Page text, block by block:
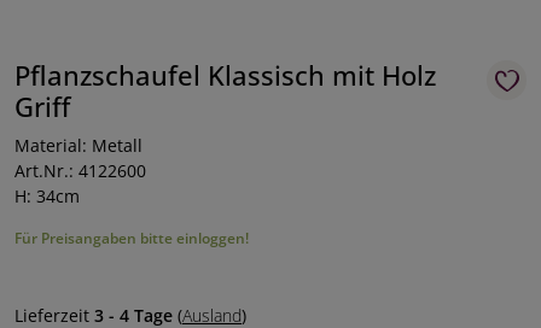
Pflanzschaufel Klassisch mit Holz
Griff
Material: Metall
Art.Nr.: 4122600
H: 34cm
Für Preisangaben bitte einloggen!
Lieferzeit 3 - 4 Tage (Ausland)